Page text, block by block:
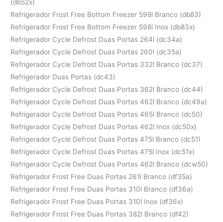
(db52x)
Refrigerador Frost Free Bottom Freezer 598l Branco (db83)
Refrigerador Frost Free Bottom Freezer 598l Inox (db83x)
Refrigerador Cycle Defrost Duas Portas 264l (dc34a)
Refrigerador Cycle Defrost Duas Portas 260l (dc35a)
Refrigerador Cycle Defrost Duas Portas 332l Branco (dc37)
Refrigerador Duas Portas (dc43)
Refrigerador Cycle Defrost Duas Portas 362l Branco (dc44)
Refrigerador Cycle Defrost Duas Portas 462l Branco (dc49a)
Refrigerador Cycle Defrost Duas Portas 465l Branco (dc50)
Refrigerador Cycle Defrost Duas Portas 462l Inox (dc50x)
Refrigerador Cycle Defrost Duas Portas 475l Branco (dc51)
Refrigerador Cycle Defrost Duas Portas 475l Inox (dc51x)
Refrigerador Cycle Defrost Duas Portas 462l Branco (dcw50)
Refrigerador Frost Free Duas Portas 261l Branco (df35a)
Refrigerador Frost Free Duas Portas 310l Branco (df36a)
Refrigerador Frost Free Duas Portas 310l Inox (df36x)
Refrigerador Frost Free Duas Portas 382l Branco (df42)